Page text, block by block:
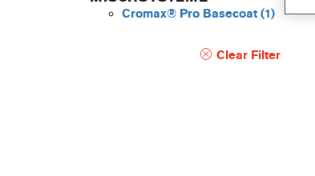
Cromax® Pro Basecoat (1)
Clear Filter